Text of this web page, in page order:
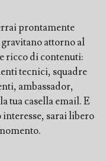
prontamente
attorno al
ricco di contenuti:
tecnici, squadre
ambassador,
tua casella email. E
sarai libero